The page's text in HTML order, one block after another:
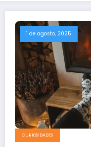
1 de agosto, 2025
CURIOSIDADES